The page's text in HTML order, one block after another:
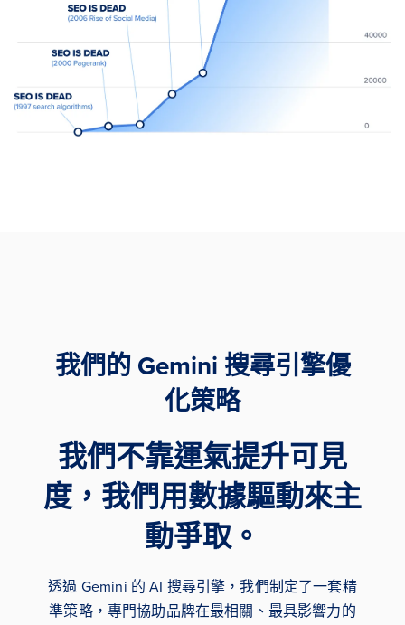
我們的 Gemini 搜尋引擎優
化策略
我們不靠運氣提升可見
度，我們用數據驅動來主
動爭取。
透過 Gemini 的 AI 搜尋引擎，我們制定了一套精
準策略，專門協助品牌在最相關、最具影響力的